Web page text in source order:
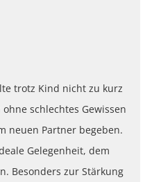
trotz Kind nicht zu kurz
schlechtes Gewissen
neuen Partner begeben.
Gelegenheit, dem
Besonders zur Stärkung